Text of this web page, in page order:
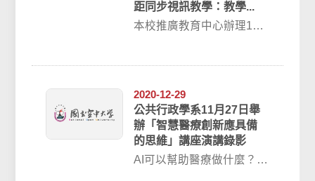
距同步視訊教學：教學...
本校推廣教育中心辦理109
2020-12-29
公共行政學系11月27日舉
辦「智慧醫療創新應具備
的思維」講座演講錄影
AI可以幫助醫療做什麼？AI